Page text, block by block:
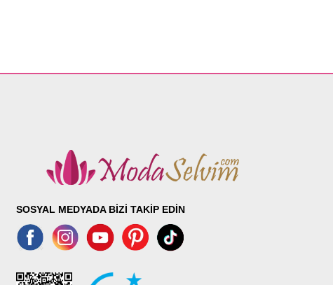
SOSYAL MEDYADA BİZİ TAKİP EDİN